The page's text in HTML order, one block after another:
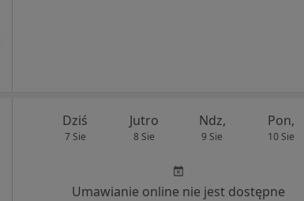
Dziś
7 Sie
Jutro
8 Sie
Ndz,
9 Sie
Pon,
10 Sie
Umawianie online nie jest dostępne